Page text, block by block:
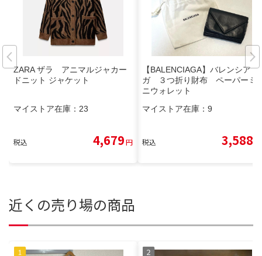
ZARA ザラ アニマルジャカー
ドニット ジャケット
マイストア在庫： 23
税込 4,679円
【BALENCIAGA】バレンシア
ガ ３つ折り財布 ペーパーミ
ニウォレット
マイストア在庫： 9
税込 3,588
近くの売り場の商品